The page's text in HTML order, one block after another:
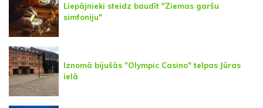
Liepājnieki steidz baudīt "Ziemas garšu
simfoniju"
Iznomā bijušās "Olympic Casino" telpas Jūras
ielā